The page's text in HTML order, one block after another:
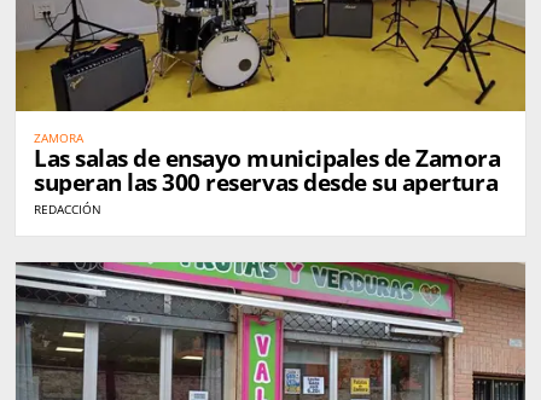
ZAMORA
Las salas de ensayo municipales de Zamora
superan las 300 reservas desde su apertura
REDACCIÓN